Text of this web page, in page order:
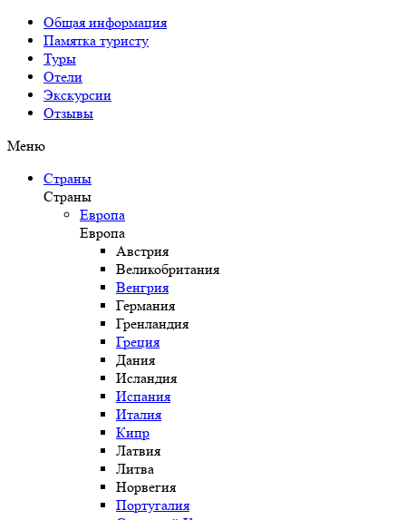
Общая информация
Памятка туристу
Туры
Отели
Экскурсии
Отзывы
Меню
Страны
Страны
Европа
Европа
Австрия
Великобритания
Венгрия
Германия
Гренландия
Греция
Дания
Исландия
Испания
Италия
Кипр
Латвия
Литва
Норвегия
Португалия